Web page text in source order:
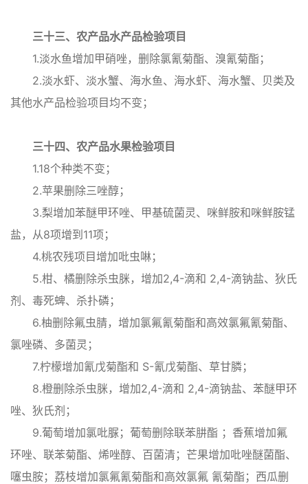
三十三、农产品水产品检验项目
1.淡水鱼增加甲硝唑，删除氯氰菊酯、溴氰菊酯；
2.淡水虾、淡水蟹、海水鱼、海水虾、海水蟹、贝类及
其他水产品检验项目均不变；
三十四、农产品水果检验项目
1.18个种类不变；
2.苹果删除三唑醇；
3.梨增加苯醚甲环唑、甲基硫菌灵、咪鲜胺和咪鲜胺锰
盐，从8项增到11项；
4.桃农残项目增加吡虫啉；
5.柑、橘删除杀虫脒，增加2,4-滴和 2,4-滴钠盐、狄氏
剂、毒死蜱、杀扑磷；
6.柚删除氟虫腈，增加氯氟氰菊酯和高效氯氟氰菊酯、
氯唑磷、多菌灵；
7.柠檬增加氰戊菊酯和 S-氰戊菊酯、草甘膦；
8.橙删除杀虫脒，增加2,4-滴和 2,4-滴钠盐、苯醚甲环
唑、狄氏剂；
9.葡萄增加氯吡脲；葡萄删除联苯肼酯 ；香蕉增加氟
环唑、联苯菊酯、烯唑醇、百菌清；芒果增加吡唑醚菌酯、
噻虫胺；荔枝增加氯氟氰菊酯和高效氯氟 氰菊酯；西瓜删